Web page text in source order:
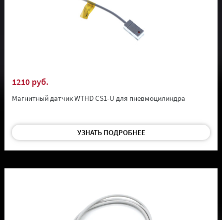
1210 руб.
Магнитный датчик WTHD CS1-U для пневмоцилиндра
УЗНАТЬ ПОДРОБНЕЕ